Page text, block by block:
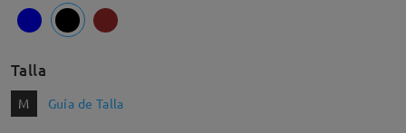
Talla
M Guía de Talla